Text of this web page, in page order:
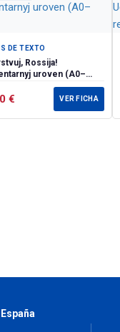
DE TEXTO
Rossija!
uroven (А0–
€ VER FICHA